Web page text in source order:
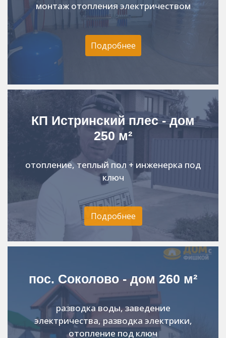
монтаж отопления электричеством
Подробнее
КП Истринский плес - дом
250 м²
отопление, теплый пол + инженерка под
ключ
Подробнее
пос. Соколово - дом 260 м²
разводка воды, заведение
электричества, разводка электрики,
отопление под ключ